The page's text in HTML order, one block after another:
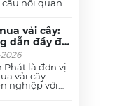
cầu nối quan
phế liệu
Giảm thiểu ô
môi trường
Với tất cả các
liệu như:
inox,
các loại.
vải cây:
dẫn đầy đủ
trình, giá và
Phát là đơn vị
vải cây
nghiệp với